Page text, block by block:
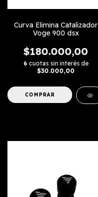
Curva Elimina Catalizador
Voge 900 dsx
$180.000,00
6 cuotas sin interés de
$30.000,00